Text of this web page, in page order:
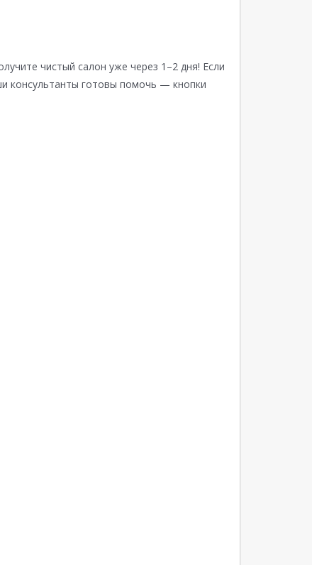
чистый салон уже через 1–2 дня! Если
консультанты готовы помочь — кнопки